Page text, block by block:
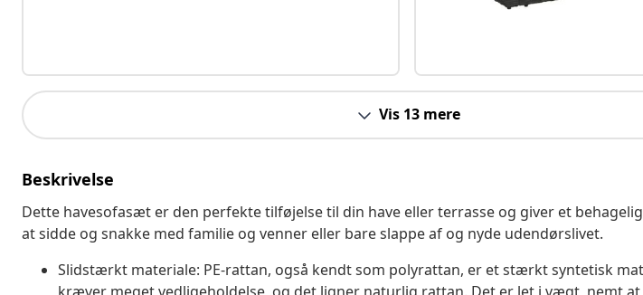
Vis 13 mere
Beskrivelse
Dette havesofasæt er den perfekte tilføjelse til din have eller terrasse og giver et
at sidde og snakke med familie og venner eller bare slappe af og nyde udendørslivet.
Slidstærkt materiale: PE-rattan, også kendt som polyrattan, er et stærkt syntetisk